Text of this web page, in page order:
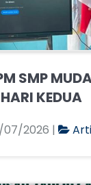
SMP
HARI KEDUA
2026 |